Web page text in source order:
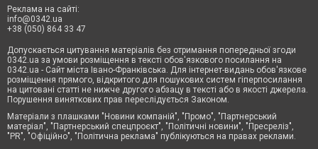
Реклама на сайті:
info@0342.ua
+38 (050) 864 33 47
Допускається цитування матеріалів без отримання попередньої згоди
0342.ua за умови розміщення в тексті обов'язкового посилання на
0342.ua - Сайт міста Івано-Франківська. Для інтернет-видань обов'язкове
розміщення прямого, відкритого для пошукових систем гіперпосилання
на цитовані статті не нижче другого абзацу в тексті або в якості джерела.
Порушення виняткових прав переслідується Законом.
Матеріали з плашками "Новини компаній", "Промо", "Партнерський
матеріал", "Партнерський спецпроєкт", "Політичні новини", "Пресреліз",
"PR", "Офіційно", "Політична реклама" публікуються на правах реклами.